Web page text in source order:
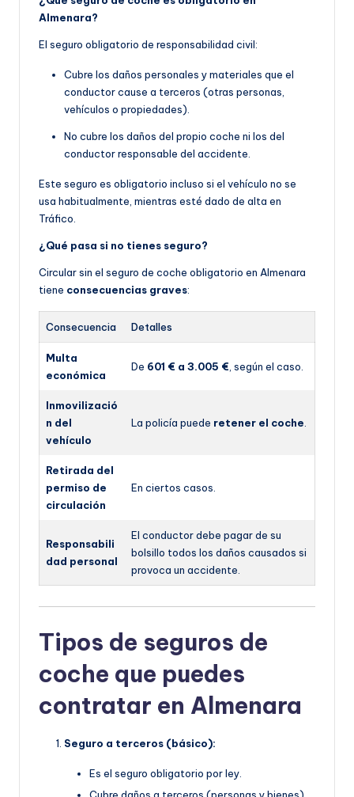
Almenara?
El seguro obligatorio de responsabilidad civil:
Cubre los daños personales y materiales que el
conductor cause a terceros (otras personas,
vehículos o propiedades).
No cubre los daños del propio coche ni los del
conductor responsable del accidente.
Este seguro es obligatorio incluso si el vehículo no se
usa habitualmente, mientras esté dado de alta en
Tráfico.
¿Qué pasa si no tienes seguro?
Circular sin el seguro de coche obligatorio en Almenara
tiene consecuencias graves:
Consecuencia Detalles
Multa
económica
De 601 € a 3.005 € , según el caso.
Inmovilizació
n del
vehículo
La policía puede retener el coche
Retirada del
permiso de
circulación
En ciertos casos.
Responsabili
dad personal
El conductor debe pagar de su
bolsillo todos los daños causados si
provoca un accidente.
Tipos de seguros de
coche que puedes
contratar en Almenara
Seguro a terceros (básico):
Es el seguro obligatorio por ley.